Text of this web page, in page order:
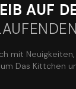
AUF
mit
Das Kittchen